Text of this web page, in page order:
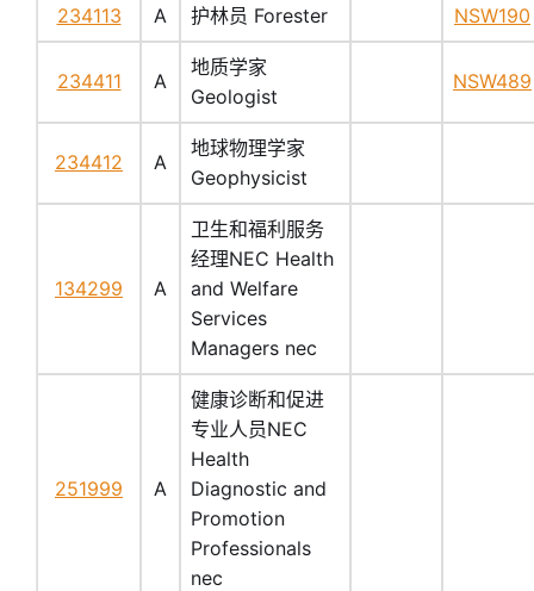
234113 A 护林员 Forester NSW190
234411 A
地质学家
Geologist
NSW489
234412 A
地球物理学家
Geophysicist
134299 A
卫生和福利服务
经理NEC Health
and Welfare
Services
Managers nec
251999 A
健康诊断和促进
专业人员NEC
Health
Diagnostic and
Promotion
Professionals
nec